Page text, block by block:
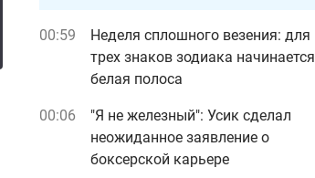
00:59
Неделя сплошного везения: для
трех знаков зодиака начинается
белая полоса
00:06
"Я не железный": Усик сделал
неожиданное заявление о
боксерской карьере